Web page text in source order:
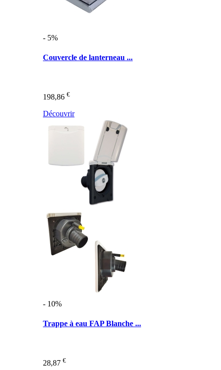
- 5%
Couvercle de lanterneau ...
198,86 €
Découvrir
- 10%
Trappe à eau FAP Blanche ...
28,87 €